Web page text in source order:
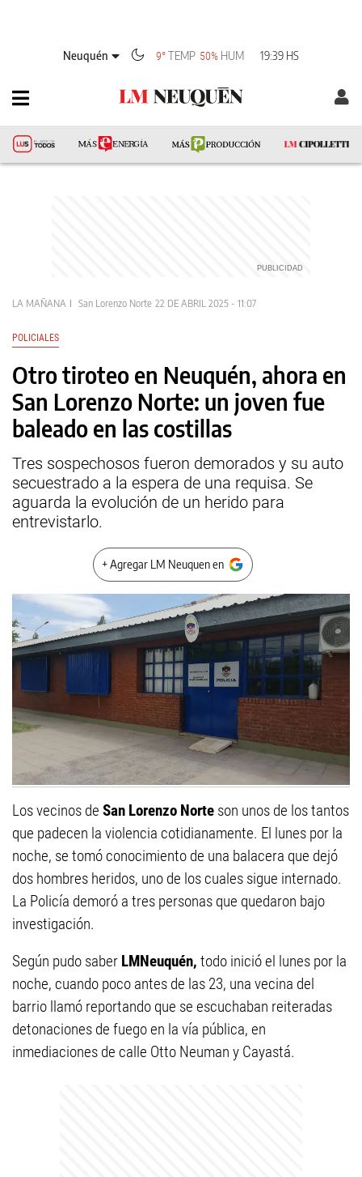
Neuquén 9°TEMP 50% HUM 19:39 HS
LA MAÑANA San Lorenzo Norte 22 DE ABRIL 2025 - 11:07
POLICIALES
Otro tiroteo en Neuquén, ahora en
San Lorenzo Norte: un joven fue
baleado en las costillas
Tres sospechosos fueron demorados y su auto
secuestrado a la espera de una requisa. Se
aguarda la evolución de un herido para
entrevistarlo.
+ Agregar LM Neuquen en
Los vecinos de San Lorenzo Norte son unos de los tantos
que padecen la violencia cotidianamente. El lunes por la
noche, se tomó conocimiento de una balacera que dejó
dos hombres heridos, uno de los cuales sigue internado.
La Policía demoró a tres personas que quedaron bajo
investigación.
Según pudo saber LMNeuquén, todo inició el lunes por la
noche, cuando poco antes de las 23, una vecina del
barrio llamó reportando que se escuchaban reiteradas
detonaciones de fuego en la vía pública, en
inmediaciones de calle Otto Neuman y Cayastá.